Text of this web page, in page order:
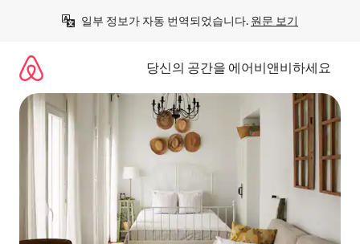
일부 정보가 자동 번역되었습니다. 원문 보기
당신의 공간을 에어비앤비하세요